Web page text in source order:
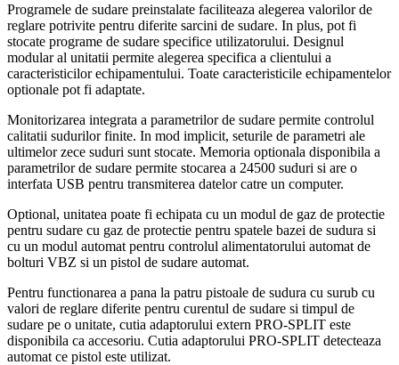
Programele de sudare preinstalate faciliteaza alegerea valorilor de
reglare potrivite pentru diferite sarcini de sudare. In plus, pot fi
stocate programe de sudare specifice utilizatorului. Designul
modular al unitatii permite alegerea specifica a clientului a
caracteristicilor echipamentului. Toate caracteristicile echipamentelor
optionale pot fi adaptate.
Monitorizarea integrata a parametrilor de sudare permite controlul
calitatii sudurilor finite. In mod implicit, seturile de parametri ale
ultimelor zece suduri sunt stocate. Memoria optionala disponibila a
parametrilor de sudare permite stocarea a 24500 suduri si are o
interfata USB pentru transmiterea datelor catre un computer.
Optional, unitatea poate fi echipata cu un modul de gaz de protectie
pentru sudare cu gaz de protectie pentru spatele bazei de sudura si
cu un modul automat pentru controlul alimentatorului automat de
bolturi VBZ si un pistol de sudare automat.
Pentru functionarea a pana la patru pistoale de sudura cu surub cu
valori de reglare diferite pentru curentul de sudare si timpul de
sudare pe o unitate, cutia adaptorului extern PRO-SPLIT este
disponibila ca accesoriu. Cutia adaptorului PRO-SPLIT detecteaza
automat ce pistol este utilizat.